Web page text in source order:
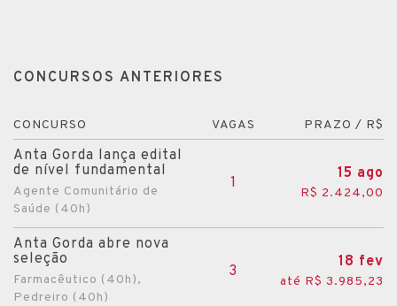
CONCURSOS ANTERIORES
CONCURSO VAGAS PRAZO / R$
Anta Gorda lança edital
de nível fundamental
Agente Comunitário de
Saúde (40h)
1
15 ago
R$ 2.424,00
Anta Gorda abre nova
seleção
Farmacêutico (40h),
Pedreiro (40h)
3
18 fev
até R$ 3.985,23